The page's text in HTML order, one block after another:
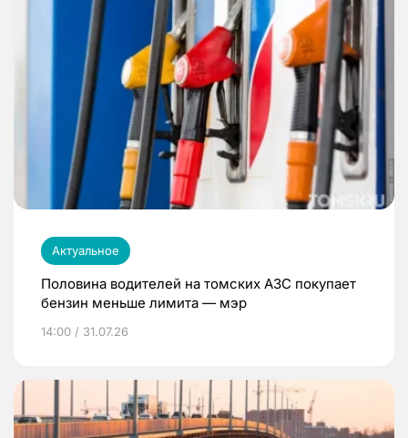
Актуальное
Половина водителей на томских АЗС покупает
бензин меньше лимита — мэр
14:00 / 31.07.26